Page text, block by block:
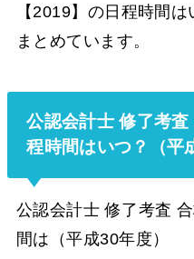
【2019】の日程時間
まとめています。
公認会計士 修了考
程時間はいつ？（平
公認会計士 修了考査
間は（平成30年度）